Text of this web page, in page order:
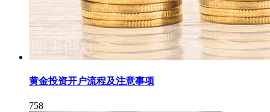
黄金投资开户流程及注意事项
758